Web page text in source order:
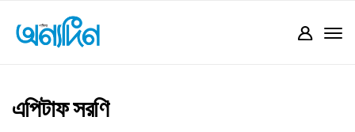
এপিটাফ সরণি